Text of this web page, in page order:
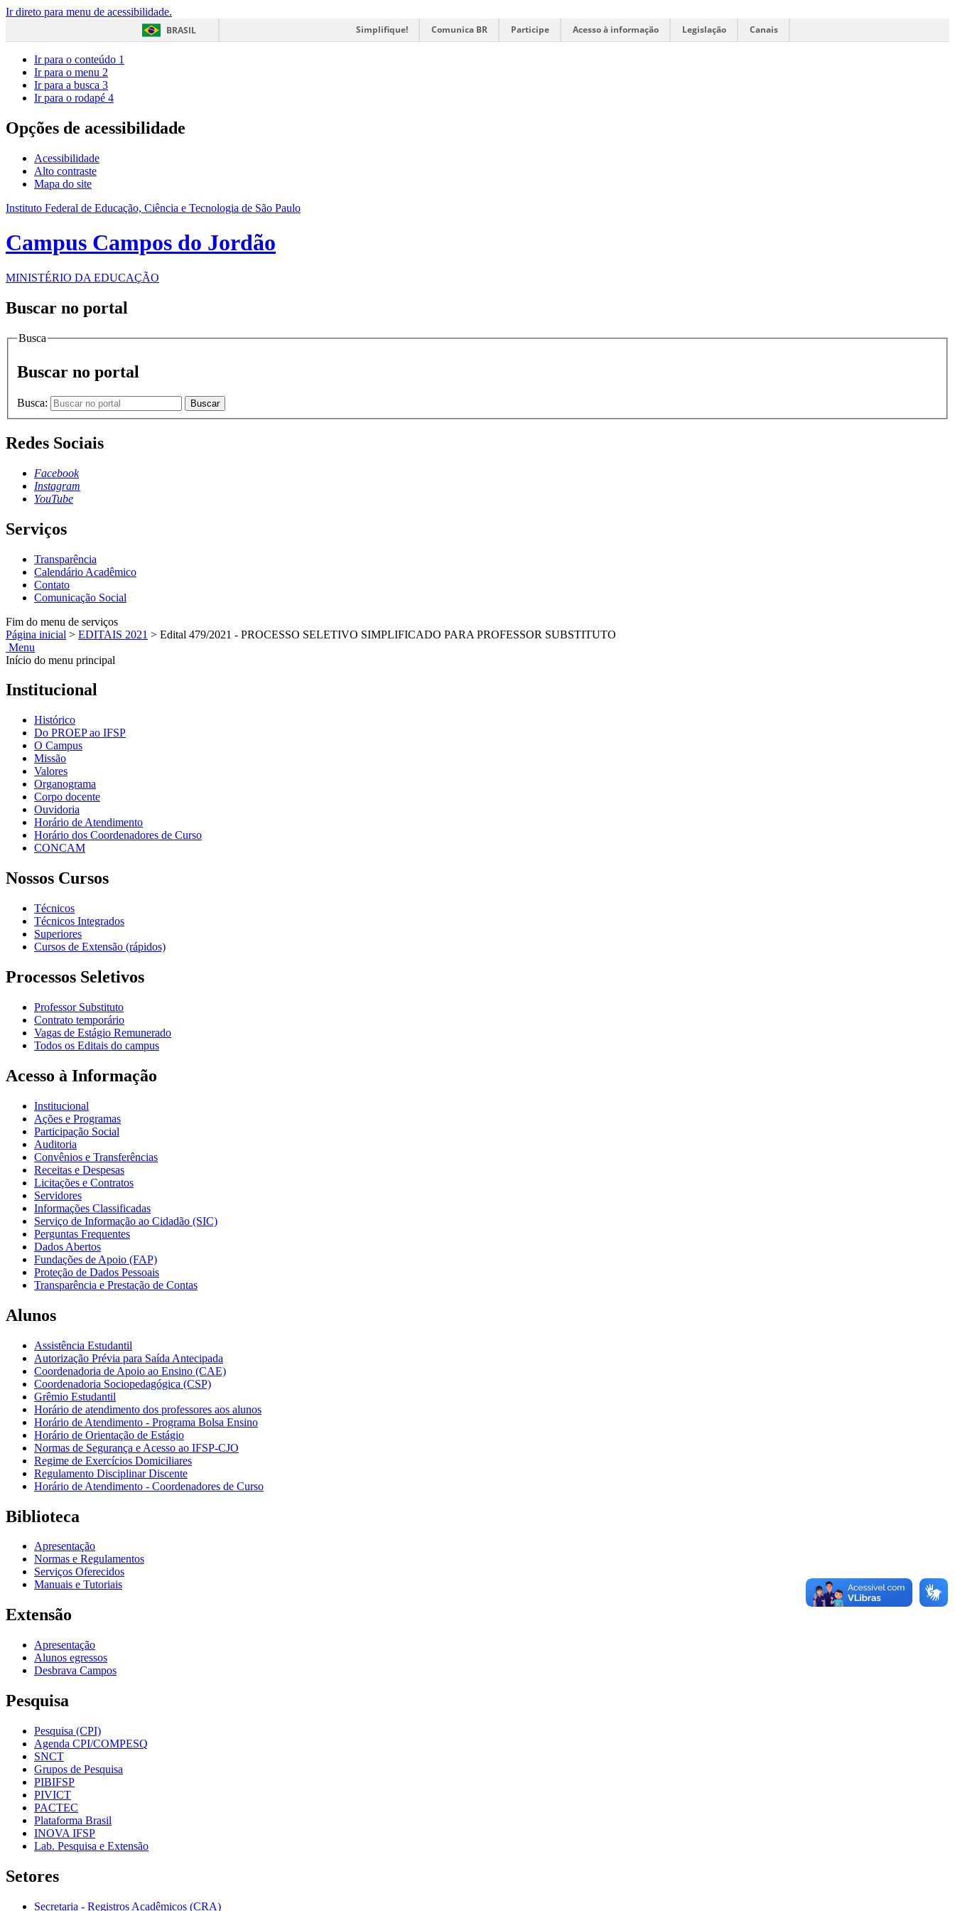
Ir direto para menu de acessibilidade.
BRASIL
Simplifique! Comunica BR Participe Acesso à informação Legislação Canais
Ir para o conteúdo 1
Ir para o menu 2
Ir para a busca 3
Ir para o rodapé 4
Opções de acessibilidade
Acessibilidade
Alto contraste
Mapa do site
Instituto Federal de Educação, Ciência e Tecnologia de São Paulo
Campus Campos do Jordão
MINISTÉRIO DA EDUCAÇÃO
Buscar no portal
Busca
Buscar no portal
Busca: Buscar
Redes Sociais
Facebook
Instagram
YouTube
Serviços
Transparência
Calendário Acadêmico
Contato
Comunicação Social
Fim do menu de serviços
Página inicial > EDITAIS 2021 > Edital 479/2021 - PROCESSO SELETIVO SIMPLIFICADO PARA PROFESSOR SUBSTITUTO
Menu
Início do menu principal
Institucional
Histórico
Do PROEP ao IFSP
O Campus
Missão
Valores
Organograma
Corpo docente
Ouvidoria
Horário de Atendimento
Horário dos Coordenadores de Curso
CONCAM
Nossos Cursos
Técnicos
Técnicos Integrados
Superiores
Cursos de Extensão (rápidos)
Processos Seletivos
Professor Substituto
Contrato temporário
Vagas de Estágio Remunerado
Todos os Editais do campus
Acesso à Informação
Institucional
Ações e Programas
Participação Social
Auditoria
Convênios e Transferências
Receitas e Despesas
Licitações e Contratos
Servidores
Informações Classificadas
Serviço de Informação ao Cidadão (SIC)
Perguntas Frequentes
Dados Abertos
Fundações de Apoio (FAP)
Proteção de Dados Pessoais
Transparência e Prestação de Contas
Alunos
Assistência Estudantil
Autorização Prévia para Saída Antecipada
Coordenadoria de Apoio ao Ensino (CAE)
Coordenadoria Sociopedagógica (CSP)
Grêmio Estudantil
Horário de atendimento dos professores aos alunos
Horário de Atendimento - Programa Bolsa Ensino
Horário de Orientação de Estágio
Normas de Segurança e Acesso ao IFSP-CJO
Regime de Exercícios Domiciliares
Regulamento Disciplinar Discente
Horário de Atendimento - Coordenadores de Curso
Biblioteca
Apresentação
Normas e Regulamentos
Serviços Oferecidos
Manuais e Tutoriais
Extensão
Apresentação
Alunos egressos
Desbrava Campos
Pesquisa
Pesquisa (CPI)
Agenda CPI/COMPESQ
SNCT
Grupos de Pesquisa
PIBIFSP
PIVICT
PACTEC
Plataforma Brasil
INOVA IFSP
Lab. Pesquisa e Extensão
Setores
Secretaria - Registros Acadêmicos (CRA)